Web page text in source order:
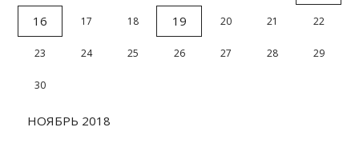
16
17 18 19 20 21 22
23 24 25 26 27 28 29
30
НОЯБРЬ 2018